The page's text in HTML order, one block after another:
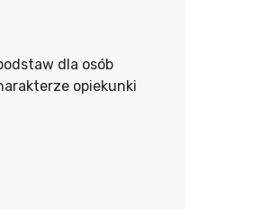
dla osób
opiekunki